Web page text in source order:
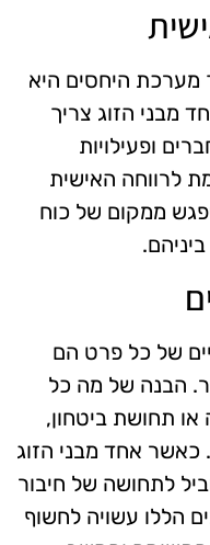
מערכת היחסים היא
מבני הזוג צריך
ופעילויות
לרווחה האישית
ממקום של כוח
של כל פרט הם
הבנה של מה כל
תחושת ביטחון,
אחד מבני הזוג
לתחושה של חיבור
הללו עשויה לחשוף